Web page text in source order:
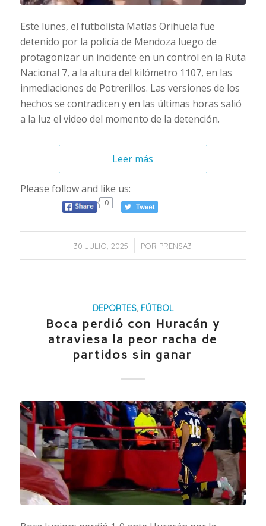
Este lunes, el futbolista Matías Orihuela fue
detenido por la policía de Mendoza luego de
protagonizar un incidente en un control en la Ruta
Nacional 7, a la altura del kilómetro 1107, en las
inmediaciones de Potrerillos. Las versiones de los
hechos se contradicen y en las últimas horas salió
a la luz el video del momento de la detención.
Leer más
Please follow and like us:
0
30 JULIO, 2025
/ POR PRENSA3
DEPORTES, FÚTBOL
Boca perdió con Huracán y
atraviesa la peor racha de
partidos sin ganar